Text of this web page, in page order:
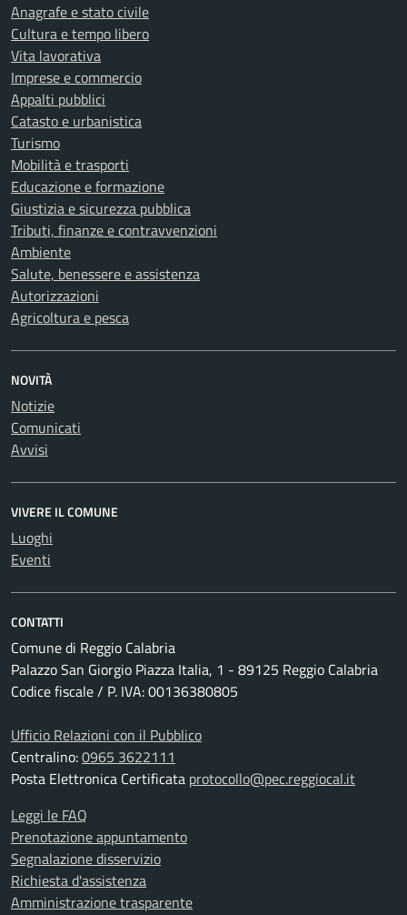
Anagrafe e stato civile
Cultura e tempo libero
Vita lavorativa
Imprese e commercio
Appalti pubblici
Catasto e urbanistica
Turismo
Mobilità e trasporti
Educazione e formazione
Giustizia e sicurezza pubblica
Tributi, finanze e contravvenzioni
Ambiente
Salute, benessere e assistenza
Autorizzazioni
Agricoltura e pesca
NOVITÀ
Notizie
Comunicati
Avvisi
VIVERE IL COMUNE
Luoghi
Eventi
CONTATTI
Comune di Reggio Calabria
Palazzo San Giorgio Piazza Italia, 1 - 89125 Reggio Calabria
Codice fiscale / P. IVA: 00136380805
Ufficio Relazioni con il Pubblico
Centralino:0965 3622111
Posta Elettronica Certificata protocollo@pec.reggiocal.it
Leggi le FAQ
Prenotazione appuntamento
Segnalazione disservizio
Richiesta d'assistenza
Amministrazione trasparente